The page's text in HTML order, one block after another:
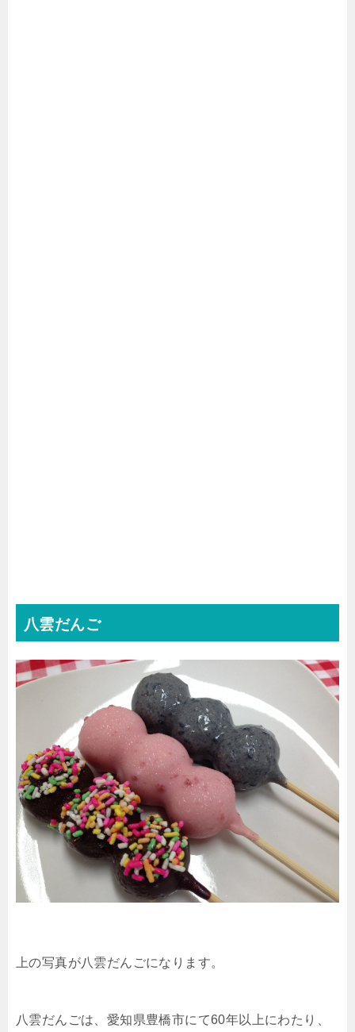
八雲だんご
上の写真が八雲だんごになります。
八雲だんごは、愛知県豊橋市にて60年以上にわたり、